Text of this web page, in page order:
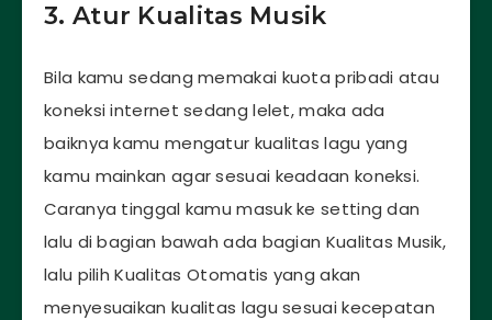
3. Atur Kualitas Musik
Bila kamu sedang memakai kuota pribadi atau
koneksi internet sedang lelet, maka ada
baiknya kamu mengatur kualitas lagu yang
kamu mainkan agar sesuai keadaan koneksi.
Caranya tinggal kamu masuk ke setting dan
lalu di bagian bawah ada bagian Kualitas Musik,
lalu pilih Kualitas Otomatis yang akan
menyesuaikan kualitas lagu sesuai kecepatan